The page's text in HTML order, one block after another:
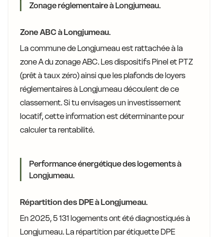
Zonage réglementaire à Longjumeau.
Zone ABC à Longjumeau.
La commune de Longjumeau est rattachée à la
zone A du zonage ABC. Les dispositifs Pinel et PTZ
(prêt à taux zéro) ainsi que les plafonds de loyers
réglementaires à Longjumeau découlent de ce
classement. Si tu envisages un investissement
locatif, cette information est déterminante pour
calculer ta rentabilité.
Performance énergétique des logements à
Longjumeau.
Répartition des DPE à Longjumeau.
En 2025, 5 131 logements ont été diagnostiqués à
Longjumeau. La répartition par étiquette DPE